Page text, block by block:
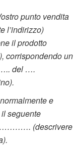
punto vendita
il prodotto
corrispondendo un
del ….
e
seguente
(descrivere